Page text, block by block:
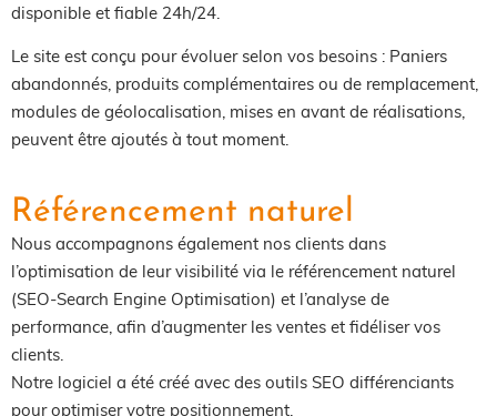
disponible et fiable 24h/24.
Le site est conçu pour évoluer selon vos besoins : Paniers
abandonnés, produits complémentaires ou de remplacement,
modules de géolocalisation, mises en avant de réalisations,
peuvent être ajoutés à tout moment.
Référencement naturel
Nous accompagnons également nos clients dans
l’optimisation de leur visibilité via le référencement naturel
(SEO-Search Engine Optimisation) et l’analyse de
performance, afin d’augmenter les ventes et fidéliser vos
clients.
Notre logiciel a été créé avec des outils SEO différenciants
pour optimiser votre positionnement.